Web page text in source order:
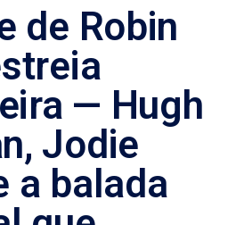
de Robin
— Hugh
Jodie
a balada